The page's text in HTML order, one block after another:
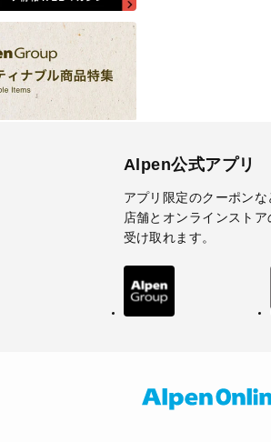
Alpen公式アプリ
アプリ限定のクーポンな
店舗とオンラインスト
受け取れます。